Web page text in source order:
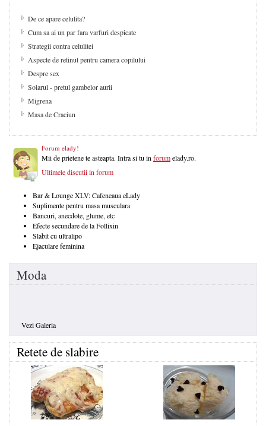
De ce apare celulita?
Cum sa ai un par fara varfuri despicate
Strategii contra celulitei
Aspecte de retinut pentru camera copilului
Despre sex
Solarul - pretul gambelor aurii
Migrena
Masa de Craciun
Forum elady!
Mii de prietene te asteapta. Intra si tu inforumelady.ro.
Ultimele discutii in forum
Bar & Lounge XLV: Cafeneaua eLady
Suplimente pentru masa musculara
Bancuri, anecdote, glume, etc
Efecte secundare de la Follixin
Slabit cu ultralipo
Ejaculare feminina
Moda
Vezi Galeria
Retete de slabire